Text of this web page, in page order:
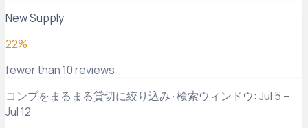
New Supply
22%
fewer than 10 reviews
コンプをまるまる貸切に絞り込み · 検索ウィンドウ: Jul 5 –
Jul 12